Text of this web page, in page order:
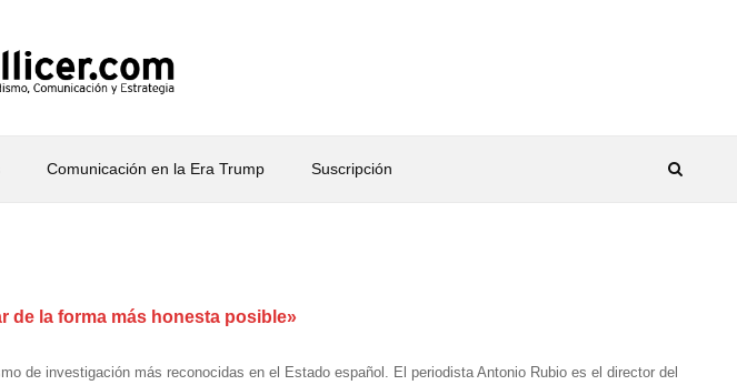
Comunicación en la Era Trump Suscripción
de la forma más honesta posible»
de investigación más reconocidas en el Estado español. El periodista Antonio Rubio es el director del